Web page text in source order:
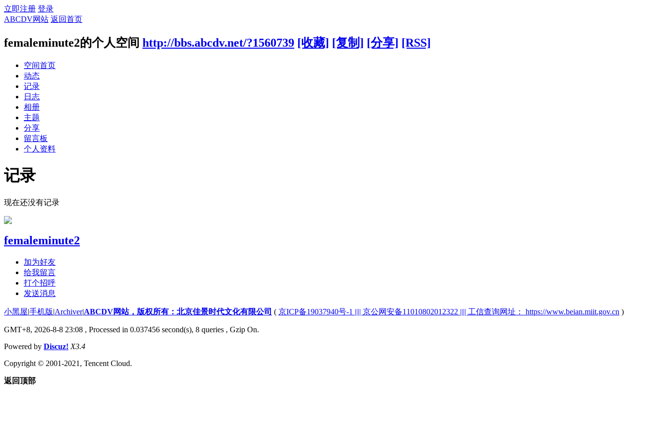
立即注册 登录
ABCDV网站 返回首页
femaleminute2的个人空间 http://bbs.abcdv.net/?1560739 [收藏] [复制] [分享] [RSS]
空间首页
动态
记录
日志
相册
主题
分享
留言板
个人资料
记录
现在还没有记录
femaleminute2
加为好友
给我留言
打个招呼
发送消息
小黑屋|手机版|Archiver|ABCDV网站，版权所有：北京佳景时代文化有限公司 ( 京ICP备19037940号-1 |||| 京公网安备11010802012322 |||| 工信查询网址： https://www.beian.miit.gov.cn )
GMT+8, 2026-8-8 23:08 , Processed in 0.037456 second(s), 8 queries , Gzip On.
Powered by Discuz! X3.4
Copyright © 2001-2021, Tencent Cloud.
返回顶部